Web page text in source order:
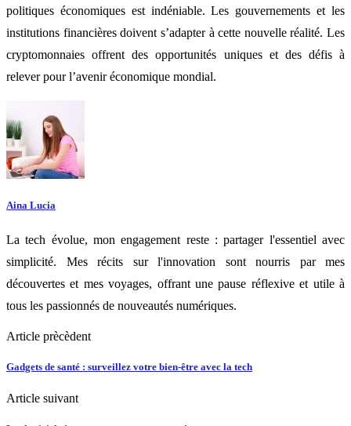
politiques économiques est indéniable. Les gouvernements et les
institutions financières doivent s’adapter à cette nouvelle réalité. Les
cryptomonnaies offrent des opportunités uniques et des défis à
relever pour l’avenir économique mondial.
Aina Lucia
La tech évolue, mon engagement reste : partager l'essentiel avec
simplicité. Mes récits sur l'innovation sont nourris par mes
découvertes et mes voyages, offrant une pause réflexive et utile à
tous les passionnés de nouveautés numériques.
Article prècèdent
Gadgets de santé : surveillez votre bien-être avec la tech
Article suivant